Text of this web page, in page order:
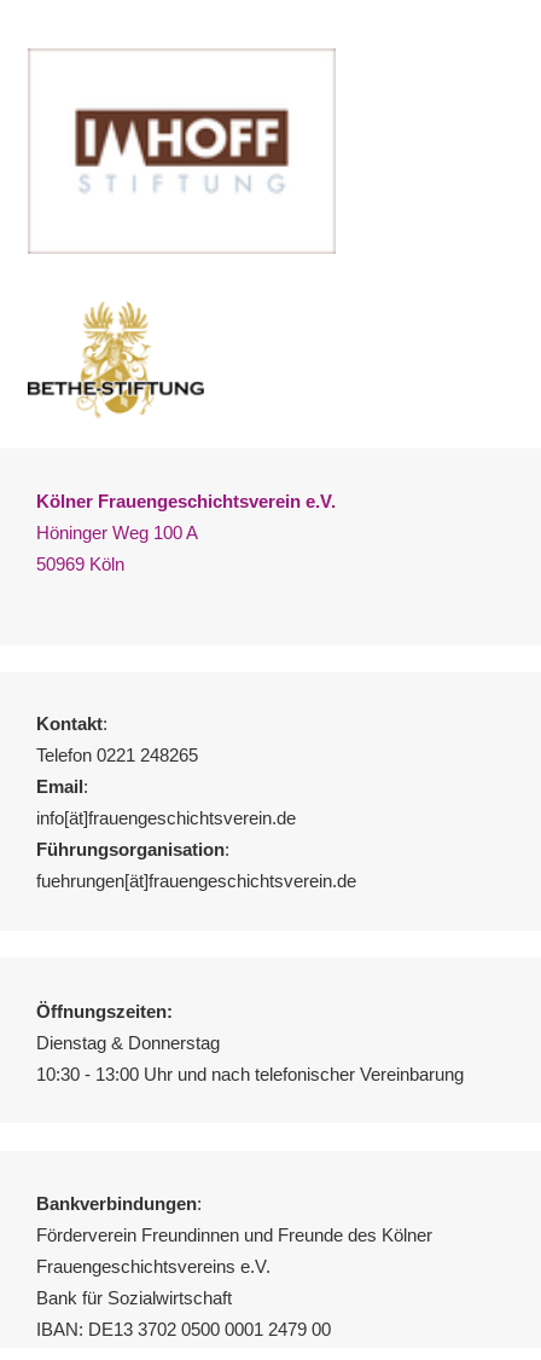
Kölner Frauengeschichtsverein e.V.
Höninger Weg 100 A
50969 Köln
Kontakt:
Telefon 0221 248265
Email:
info[ät]frauengeschichtsverein.de
Führungsorganisation:
fuehrungen[ät]frauengeschichtsverein.de
Öffnungszeiten:
Dienstag & Donnerstag
10:30 - 13:00 Uhr und nach telefonischer Vereinbarung
Bankverbindungen:
Förderverein Freundinnen und Freunde des Kölner
Frauengeschichtsvereins e.V.
Bank für Sozialwirtschaft
IBAN: DE13 3702 0500 0001 2479 00